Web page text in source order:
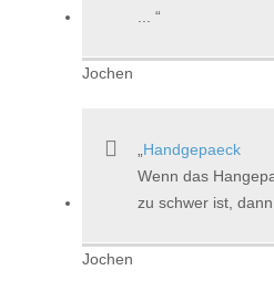
Jochen
Handgepaeck
Wenn das
zu schwer ist,
Jochen